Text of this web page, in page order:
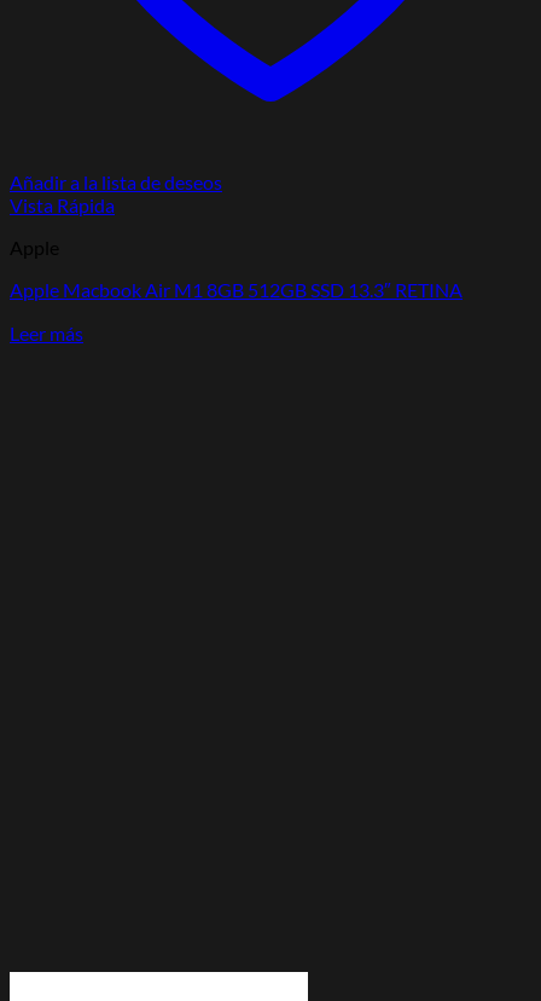
Añadir a la lista de deseos
Vista Rápida
Apple
Apple Macbook Air M1 8GB 512GB SSD 13.3″ RETINA
Leer más